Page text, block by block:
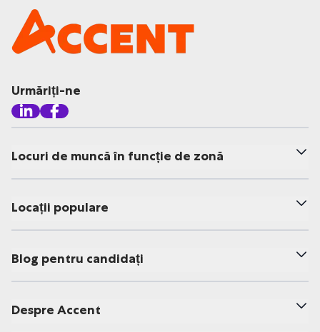
Urmăriți-ne
Locuri de muncă în funcție de zonă
Locații populare
Blog pentru candidați
Despre Accent